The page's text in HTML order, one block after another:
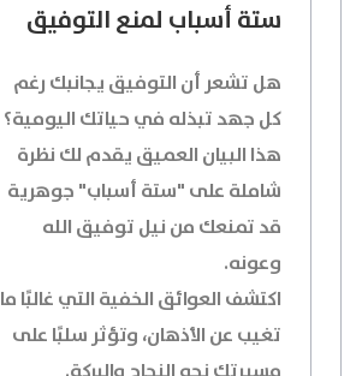
ستة أسباب لمنع التوفيق
هل تشعر أن التوفيق يجانبك رغم
كل جهد تبذله في حياتك اليومية؟
هذا البيان العميق يقدم لك نظرة
شاملة على "ستة أسباب" جوهرية
قد تمنعك من نيل توفيق الله
وعونه.
اكتشف العوائق الخفية التي غالبًا ما
تغيب عن الأذهان، وتؤثر سلبًا على